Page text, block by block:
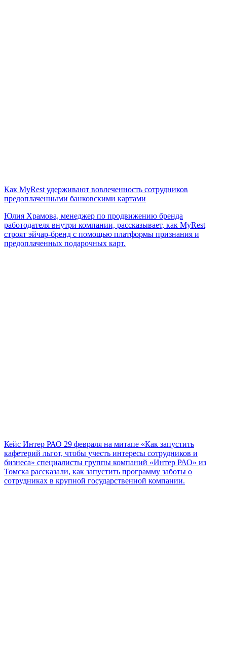
Как MyRest удерживают вовлеченность сотрудников
предоплаченными банковскими картами
Юлия Храмова, менеджер по продвижению бренда
работодателя внутри компании, рассказывает, как MyRest
строят эйчар-бренд с помощью платформы признания и
предоплаченных подарочных карт.
Кейс Интер РАО 29 февраля на митапе «Как запустить
кафетерий льгот, чтобы учесть интересы сотрудников и
бизнеса» специалисты группы компаний «Интер РАО» из
Томска рассказали, как запустить программу заботы о
сотрудниках в крупной государственной компании.